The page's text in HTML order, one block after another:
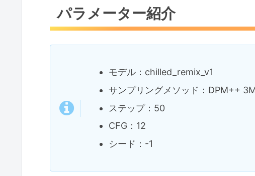
パラメーター紹介
モデル：chilled_remix_v1
サンプリングメソッド：DPM++
ステップ：50
CFG：12
シード：-1